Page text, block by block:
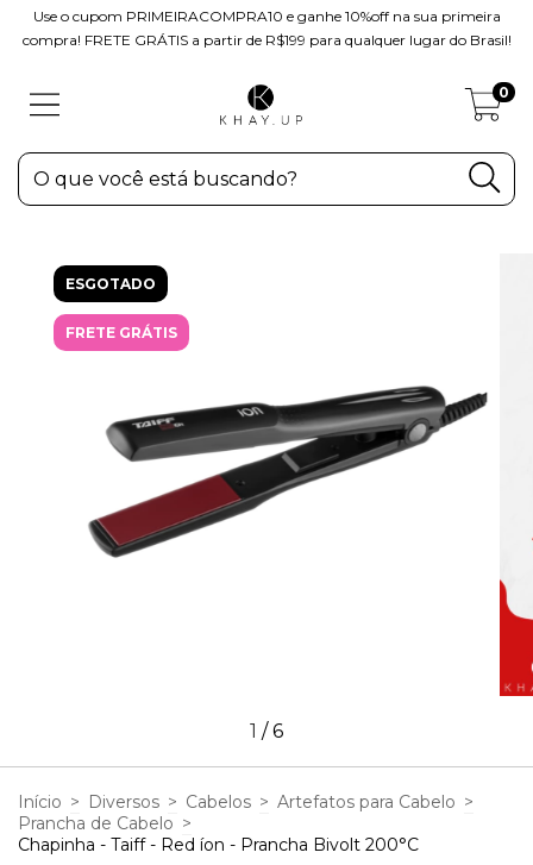
Use o cupom PRIMEIRACOMPRA10 e ganhe 10%off na sua primeira
compra! FRETE GRÁTIS a partir de R$199 para qualquer lugar do Brasil!
0
ESGOTADO
FRETE GRÁTIS
1 /6
Início > Diversos > Cabelos > Artefatos para Cabelo >
Prancha de Cabelo >
Chapinha - Taiff - Red íon - Prancha Bivolt 200°C